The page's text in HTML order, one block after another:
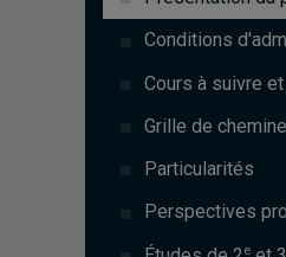
Conditions
Cours à suivre
Grille de
Particularités
Perspectives
e